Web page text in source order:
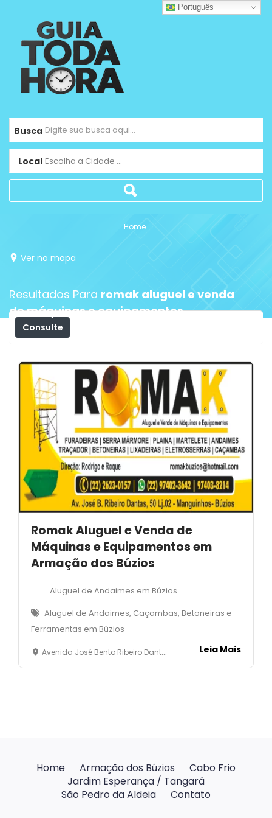
Busca
Local Escolha a Cidade ...
Home
Ver no mapa
Resultados Para romak aluguel e venda
de máquinas e equipamentos
Consulte
Romak Aluguel e Venda de
Máquinas e Equipamentos em
Armação dos Búzios
Aluguel de Andaimes em Búzios
Aluguel de Andaimes, Caçambas, Betoneiras e
Ferramentas em Búzios
Avenida José Bento Ribeiro Dantas, 50 - LOja 02 - Manguinhos- Armação dos Búzios Leia Mais
Home Armação dos Búzios
Cabo Frio
Jardim Esperança / Tangará
São Pedro da Aldeia
Contato
Português